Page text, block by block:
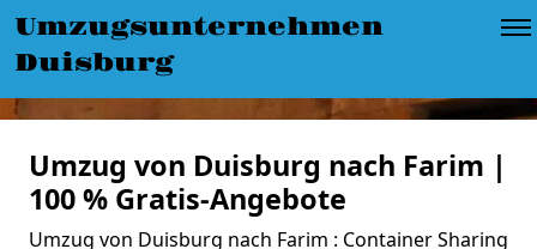
Umzugsunternehmen
Duisburg
Umzug von Duisburg nach Farim |
100 % Gratis-Angebote
Umzug von Duisburg nach Farim : Container Sharing